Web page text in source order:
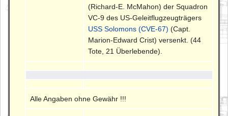
(Richard-E. McMahon) der Squadron
VC-9 des US-Geleitflugzeugträgers
USS Solomons (CVE-67) (Capt.
Marion-Edward Crist) versenkt. (44
Tote, 21 Überlebende).
Alle Angaben ohne Gewähr !!!